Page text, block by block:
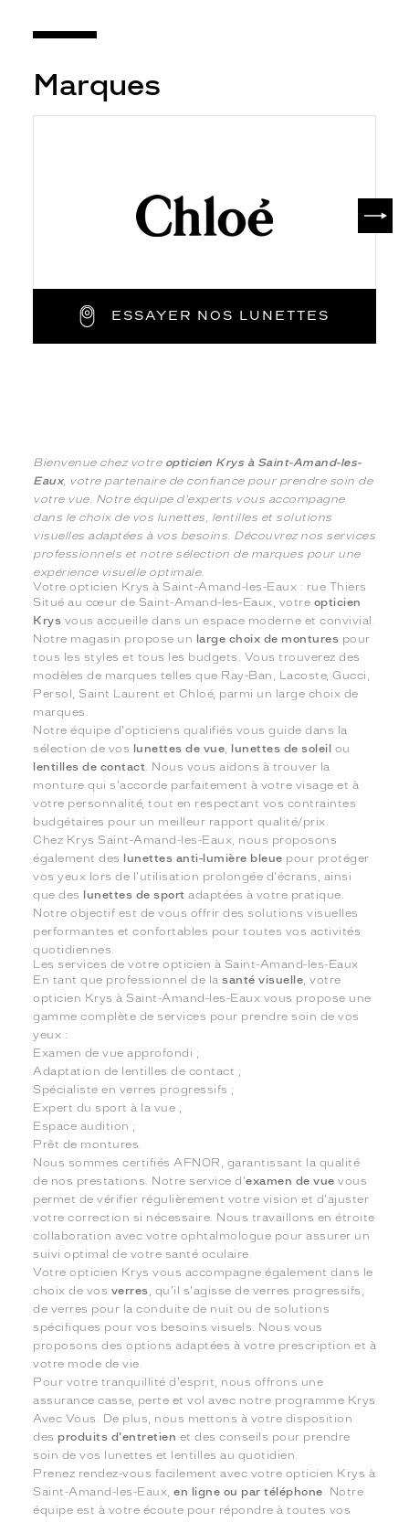
Marques
ESSAYER NOS LUNETTES
Bienvenue chez votre opticien Krys à Saint-Amand-les-
Eaux, votre partenaire de confiance pour prendre soin de
votre vue. Notre équipe d'experts vous accompagne
dans le choix de vos lunettes, lentilles et solutions
visuelles adaptées à vos besoins. Découvrez nos services
professionnels et notre sélection de marques pour une
expérience visuelle optimale.
Votre opticien Krys à Saint-Amand-les-Eaux : rue Thiers
Situé au cœur de Saint-Amand-les-Eaux, votre opticien
Krys vous accueille dans un espace moderne et convivial.
Notre magasin propose un large choix de montures pour
tous les styles et tous les budgets. Vous trouverez des
modèles de marques telles que Ray-Ban, Lacoste, Gucci,
Persol, Saint Laurent et Chloé, parmi un large choix de
marques.
Notre équipe d'opticiens qualifiés vous guide dans la
sélection de vos lunettes de vue, lunettes de soleil ou
lentilles de contact. Nous vous aidons à trouver la
monture qui s'accorde parfaitement à votre visage et à
votre personnalité, tout en respectant vos contraintes
budgétaires pour un meilleur rapport qualité/prix.
Chez Krys Saint-Amand-les-Eaux, nous proposons
également des
lunettes anti-lumière bleue pour protéger
vos yeux lors de l'utilisation prolongée d'écrans, ainsi
que des
lunettes de sport adaptées à votre pratique.
Notre objectif est de vous offrir des solutions visuelles
performantes et confortables pour toutes vos activités
quotidiennes.
Les services de votre opticien à Saint-Amand-les-Eaux
En tant que professionnel de lasanté visuelle, votre
opticien Krys à Saint-Amand-les-Eaux vous propose une
gamme complète de services pour prendre soin de vos
yeux :
Examen de vue approfondi ;
Adaptation de lentilles de contact ;
Spécialiste en verres progressifs ;
Expert du sport à la vue ;
Espace audition ;
Prêt de montures.
Nous sommes certifiés AFNOR, garantissant la qualité
de nos prestations. Notre service d'examen de vue vous
permet de vérifier régulièrement votre vision et d'ajuster
votre correction si nécessaire. Nous travaillons en étroite
collaboration avec votre ophtalmologue pour assurer un
suivi optimal de votre santé oculaire.
Votre opticien Krys vous accompagne également dans le
choix de vos verres, qu'il s'agisse de verres progressifs,
de verres pour la conduite de nuit ou de solutions
spécifiques pour vos besoins visuels. Nous vous
proposons des options adaptées à votre prescription et à
votre mode de vie.
Pour votre tranquillité d'esprit, nous offrons une
assurance casse, perte et vol avec notre programme Krys
Avec Vous. De plus, nous mettons à votre disposition
des produits d'entretien et des conseils pour prendre
soin de vos lunettes et lentilles au quotidien.
Prenez rendez-vous facilement avec votre opticien Krys à
Saint-Amand-les-Eaux,en ligne ou par téléphone. Notre
équipe est à votre écoute pour répondre à toutes vos